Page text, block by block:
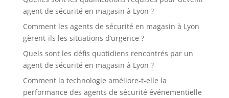
agent de sécurité en magasin à Lyon ?
Comment les agents de sécurité en magasin à Lyon
gèrent-ils les situations d’urgence ?
Quels sont les défis quotidiens rencontrés par un
agent de sécurité en magasin à Lyon ?
Comment la technologie améliore-t-elle la
performance des agents de sécurité événementielle